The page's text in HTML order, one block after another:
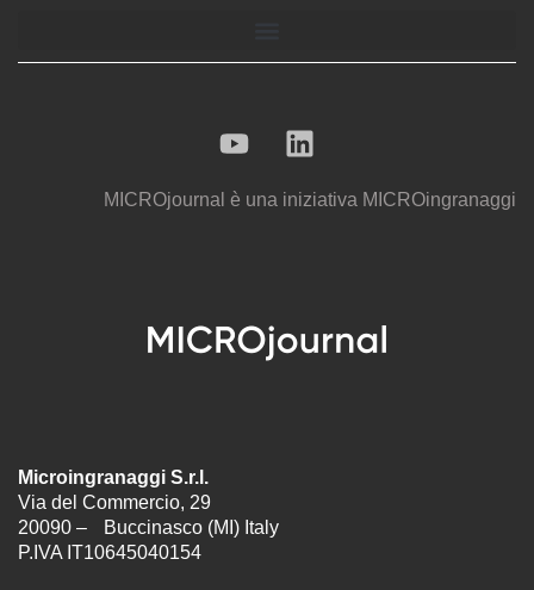
MICROjournal è una iniziativa MICROingranaggi
Microingranaggi S.r.l.
Via del Commercio, 29
20090 – Buccinasco (MI) Italy
P.IVA IT10645040154